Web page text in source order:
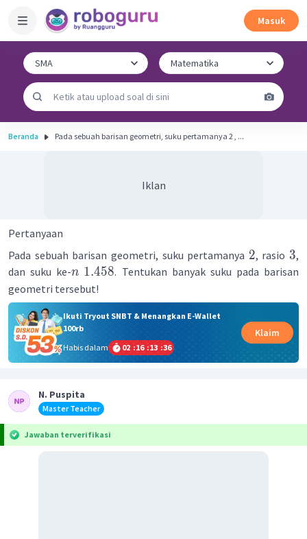
Masuk
Beranda Pada sebuah barisan geometri, suku pertamanya 2 , ...
Iklan
Pertanyaan
Pada sebuah barisan geometri, suku pertamanya 2, rasio 3,
dan suku ke-n 1.458. Tentukan banyak suku pada barisan
geometri tersebut!
Ikuti Tryout SNBT & Menangkan E-Wallet
100rb
Habis dalam
02 :16 :13 :36
Klaim
N. Puspita
Master Teacher
Jawaban terverifikasi